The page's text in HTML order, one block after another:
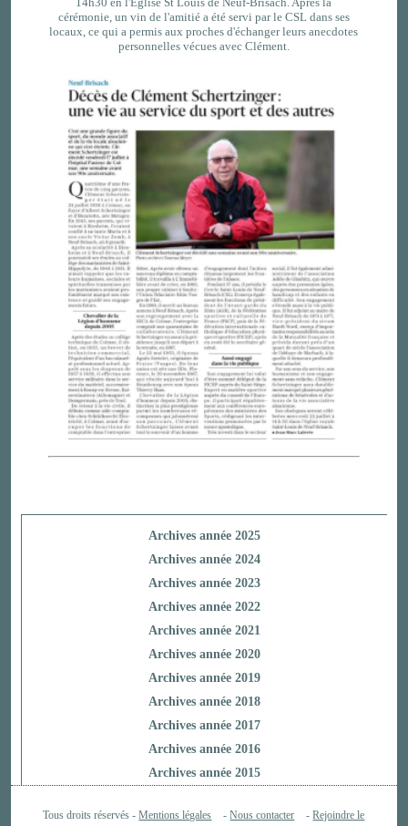
cérémonie, un vin de l'amitié a été servi par le CSL dans ses
locaux, ce qui a permis aux proches d'échanger leurs anecdotes
personnelles vécues avec Clément.
Archives année 2025
Archives année 2024
Archives année 2023
Archives année 2022
Archives année 2021
Archives année 2020
Archives année 2019
Archives année 2018
Archives année 2017
Archives année 2016
Archives année 2015
Tous droits réservés -Mentions légales -Nous contacter -Rejoindre le